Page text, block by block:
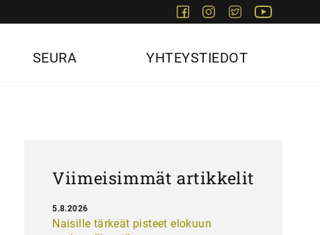
FacebookInstagram
Twitter
SEURA YHTEYSTIEDOT
Viimeisimmät artikkelit
Naisille tärkeät pisteet elokuun
5.8.2026